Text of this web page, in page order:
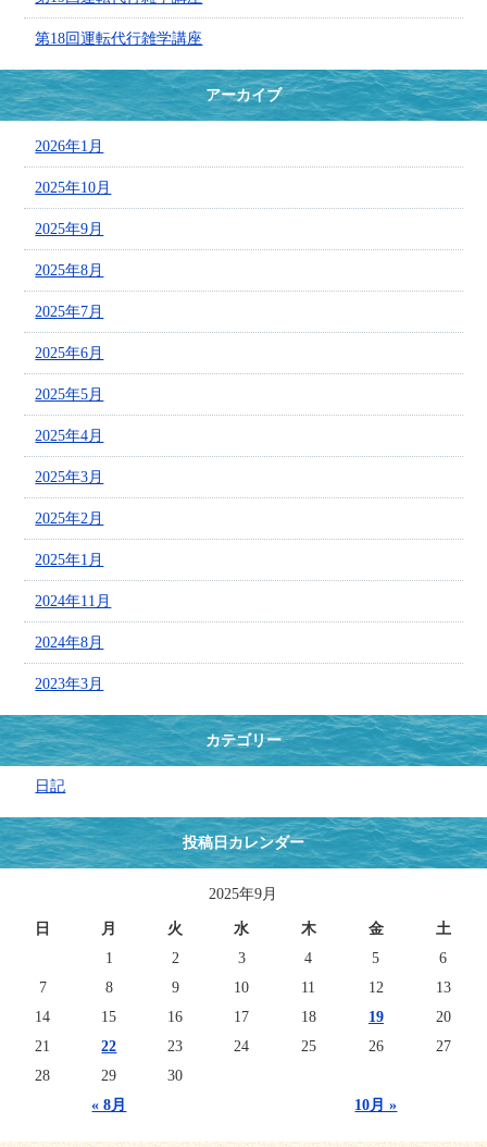
第18回運転代行雑学講座
アーカイブ
2026年1月
2025年10月
2025年9月
2025年8月
2025年7月
2025年6月
2025年5月
2025年4月
2025年3月
2025年2月
2025年1月
2024年11月
2024年8月
2023年3月
カテゴリー
日記
投稿日カレンダー
2025年9月
日 月 火 水 木 金 土
« 8月 10月 »
1 2 3 4 5
6
7
8 9 10 11 12
13
14
15 16 17 18 19
20
21
22 23 24 25 26
27
28
29 30